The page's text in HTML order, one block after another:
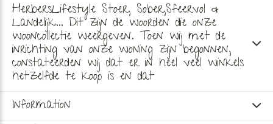
HerbersLifestyle Stoer, Sober,Sfeervol &
Landelijk... Dit zijn de woorden die onze
wooncollectie weergeven. Toen wij met de
inrichting van onze woning zijn begonnen,
constateerden wij dat er in heel veel winkels
hetzelfde te koop is en dat
Information